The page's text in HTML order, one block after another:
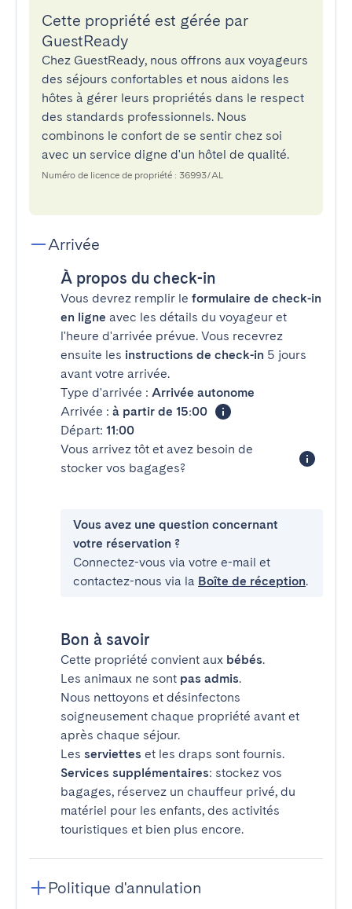
Cette propriété est gérée par
GuestReady
Chez GuestReady, nous offrons aux voyageurs
des séjours confortables et nous aidons les
hôtes à gérer leurs propriétés dans le respect
des standards professionnels. Nous
combinons le confort de se sentir chez soi
avec un service digne d'un hôtel de qualité.
Numéro de licence de propriété : 36993/AL
Arrivée
À propos du check-in
Vous devrez remplir le formulaire de check-in
en ligne avec les détails du voyageur et
l'heure d'arrivée prévue. Vous recevrez
ensuite les instructions de check-in 5 jours
avant votre arrivée.
Type d'arrivée : Arrivée autonome
Arrivée : à partir de 15:00
Départ: 11:00
Vous arrivez tôt et avez besoin de
stocker vos bagages?
Vous avez une question concernant
votre réservation ?
Connectez-vous via votre e-mail et
contactez-nous via la Boîte de réception.
Bon à savoir
Cette propriété convient aux bébés.
Les animaux ne sont pas admis.
Nous nettoyons et désinfectons
soigneusement chaque propriété avant et
après chaque séjour.
Les serviettes et les draps sont fournis.
Services supplémentaires: stockez vos
bagages, réservez un chauffeur privé, du
matériel pour les enfants, des activités
touristiques et bien plus encore.
Politique d'annulation